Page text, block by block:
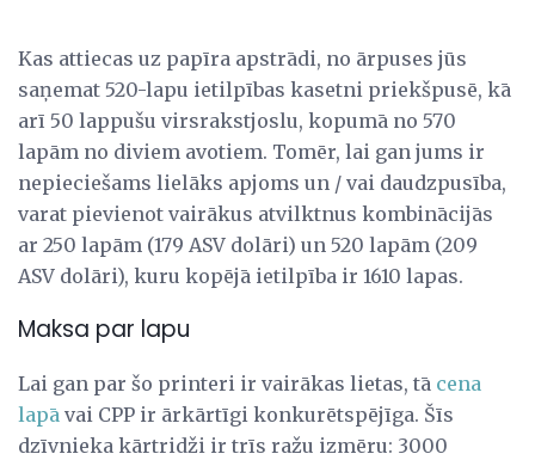
Kas attiecas uz papīra apstrādi, no ārpuses jūs
saņemat 520-lapu ietilpības kasetni priekšpusē, kā
arī 50 lappušu virsrakstjoslu, kopumā no 570
lapām no diviem avotiem. Tomēr, lai gan jums ir
nepieciešams lielāks apjoms un / vai daudzpusība,
varat pievienot vairākus atvilktnus kombinācijās
ar 250 lapām (179 ASV dolāri) un 520 lapām (209
ASV dolāri), kuru kopējā ietilpība ir 1610 lapas.
Maksa par lapu
Lai gan par šo printeri ir vairākas lietas, tā cena
lapā vai CPP ir ārkārtīgi konkurētspējīga. Šīs
dzīvnieka kārtridži ir trīs ražu izmēru: 3000